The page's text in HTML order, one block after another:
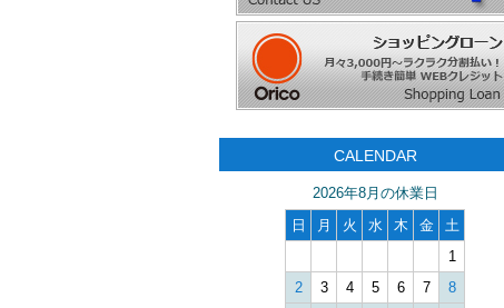
CALENDAR
2026年8月の休業日
日
月 火 水 木 金
土
1
2
3 4 5 6 7
8